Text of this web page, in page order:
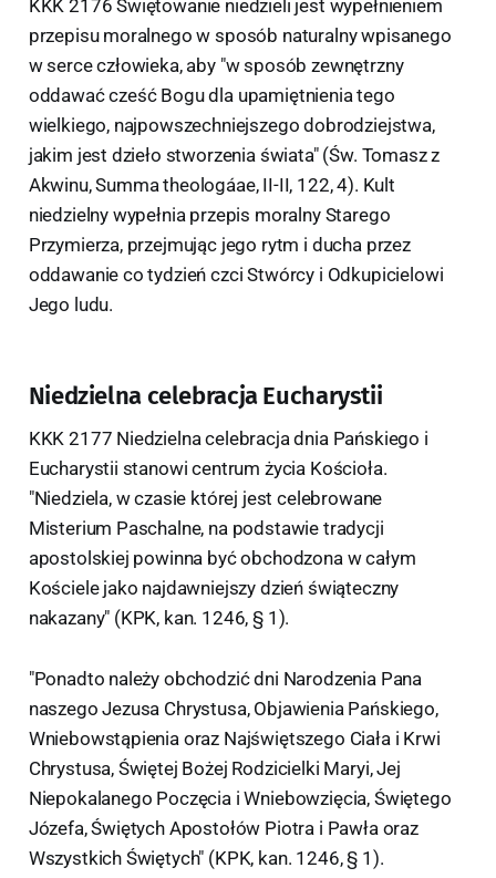
KKK 2176 Świętowanie niedzieli jest wypełnieniem
przepisu moralnego w sposób naturalny wpisanego
w serce człowieka, aby "w sposób zewnętrzny
oddawać cześć Bogu dla upamiętnienia tego
wielkiego, najpowszechniejszego dobrodziejstwa,
jakim jest dzieło stworzenia świata" (Św. Tomasz z
Akwinu, Summa theologáae, II-II, 122, 4). Kult
niedzielny wypełnia przepis moralny Starego
Przymierza, przejmując jego rytm i ducha przez
oddawanie co tydzień czci Stwórcy i Odkupicielowi
Jego ludu.
Niedzielna celebracja Eucharystii
KKK 2177 Niedzielna celebracja dnia Pańskiego i
Eucharystii stanowi centrum życia Kościoła.
"Niedziela, w czasie której jest celebrowane
Misterium Paschalne, na podstawie tradycji
apostolskiej powinna być obchodzona w całym
Kościele jako najdawniejszy dzień świąteczny
nakazany" (KPK, kan. 1246, § 1).
"Ponadto należy obchodzić dni Narodzenia Pana
naszego Jezusa Chrystusa, Objawienia Pańskiego,
Wniebowstąpienia oraz Najświętszego Ciała i Krwi
Chrystusa, Świętej Bożej Rodzicielki Maryi, Jej
Niepokalanego Poczęcia i Wniebowzięcia, Świętego
Józefa, Świętych Apostołów Piotra i Pawła oraz
Wszystkich Świętych" (KPK, kan. 1246, § 1).